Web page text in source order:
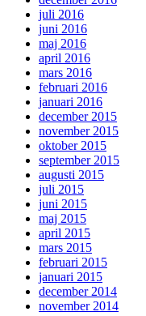
juli 2016
juni 2016
maj 2016
april 2016
mars 2016
februari 2016
januari 2016
december 2015
november 2015
oktober 2015
september 2015
augusti 2015
juli 2015
juni 2015
maj 2015
april 2015
mars 2015
februari 2015
januari 2015
december 2014
november 2014